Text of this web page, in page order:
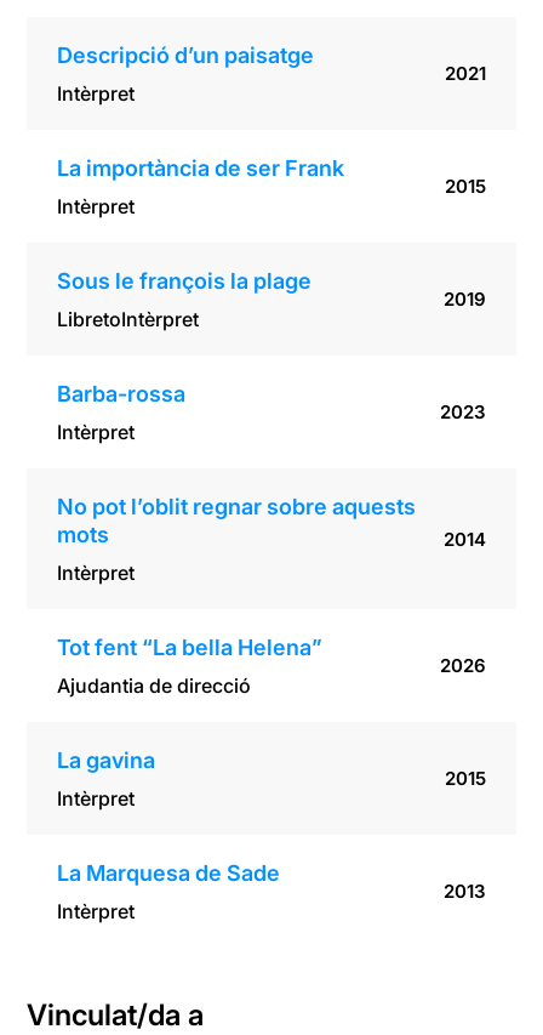
Descripció d’un paisatge
Intèrpret
2021
La importància de ser Frank
Intèrpret
2015
Sous le françois la plage
LibretoIntèrpret
2019
Barba-rossa
Intèrpret
2023
No pot l’oblit regnar sobre aquests
mots
Intèrpret
2014
Tot fent “La bella Helena”
Ajudantia de direcció
2026
La gavina
Intèrpret
2015
La Marquesa de Sade
Intèrpret
2013
Vinculat/da a